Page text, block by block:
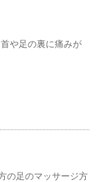
や足の裏に痛みが
の足のマッサージ方